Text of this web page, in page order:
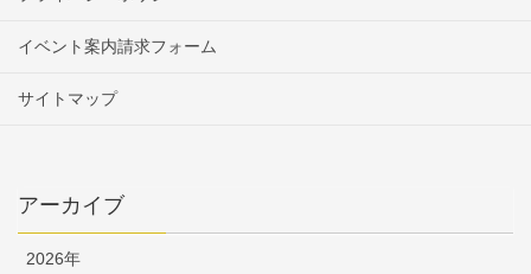
イベント案内請求フォーム
サイトマップ
アーカイブ
2026年